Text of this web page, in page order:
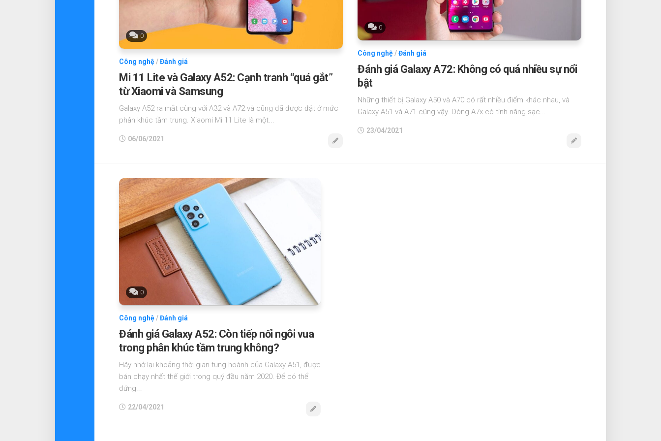
0
Công nghệ/Đánh giá
Mi 11 Lite và Galaxy A52: Cạnh tranh “quá gắt”
từ Xiaomi và Samsung
Galaxy A52 ra mắt cùng với A32 và A72 và cũng đã được đặt ở mức
phân khúc tầm trung. Xiaomi Mi 11 Lite là một...
06/06/2021
0
Công nghệ/Đánh giá
Đánh giá Galaxy A72: Không có quá nhiều sự nổi
bật
Những thiết bị Galaxy A50 và A70 có rất nhiều điểm khác nhau, và
Galaxy A51 và A71 cũng vậy. Dòng A7x có tính năng sạc...
23/04/2021
0
Công nghệ/Đánh giá
Đánh giá Galaxy A52: Còn tiếp nối ngôi vua
trong phân khúc tầm trung không?
Hãy nhớ lại khoảng thời gian tung hoành của Galaxy A51, được
bán chạy nhất thế giới trong quý đầu năm 2020. Để có thể
đứng...
22/04/2021